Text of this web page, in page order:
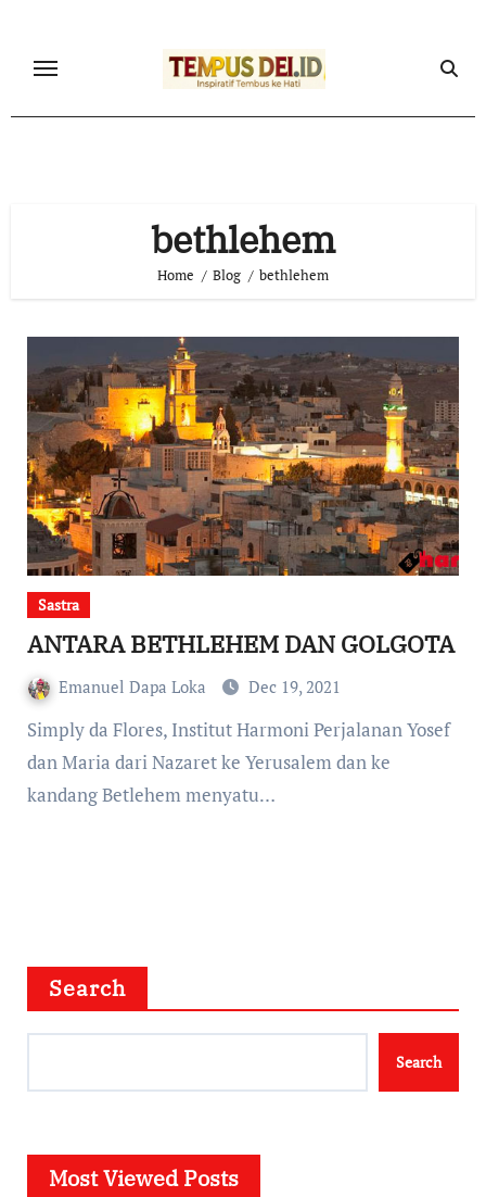
content
bethlehem
Home Blog bethlehem
Sastra
ANTARA BETHLEHEM DAN GOLGOTA
Emanuel Dapa Loka Dec 19, 2021
Simply da Flores, Institut Harmoni Perjalanan Yosef
dan Maria dari Nazaret ke Yerusalem dan ke
kandang Betlehem menyatu…
Search
Search
Most Viewed Posts